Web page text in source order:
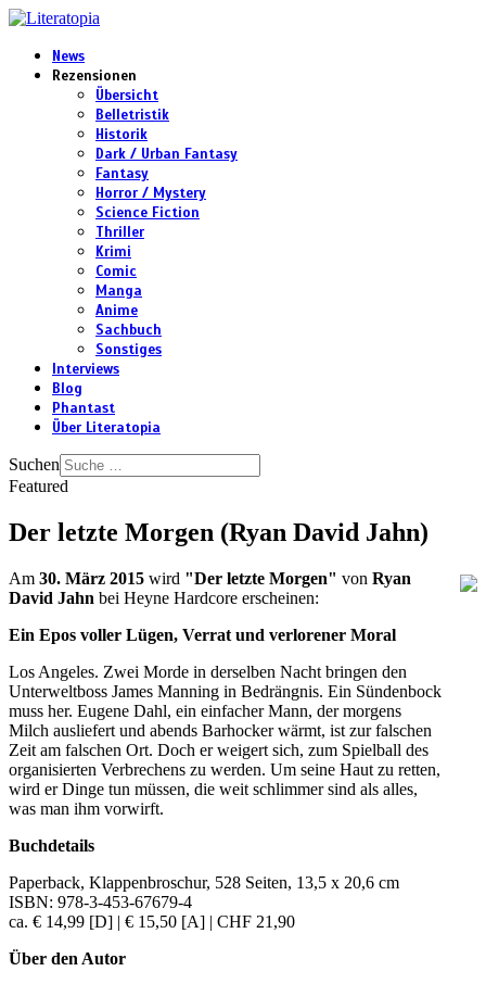
News
Rezensionen
Übersicht
Belletristik
Historik
Dark / Urban Fantasy
Fantasy
Horror / Mystery
Science Fiction
Thriller
Krimi
Comic
Manga
Anime
Sachbuch
Sonstiges
Interviews
Blog
Phantast
Über Literatopia
Suchen
Featured
Der letzte Morgen (Ryan David Jahn)
Am 30. März 2015 wird "Der letzte Morgen" von Ryan
David Jahn bei Heyne Hardcore erscheinen:
Ein Epos voller Lügen, Verrat und verlorener Moral
Los Angeles. Zwei Morde in derselben Nacht bringen den
Unterweltboss James Manning in Bedrängnis. Ein Sündenbock
muss her. Eugene Dahl, ein einfacher Mann, der morgens
Milch ausliefert und abends Barhocker wärmt, ist zur falschen
Zeit am falschen Ort. Doch er weigert sich, zum Spielball des
organisierten Verbrechens zu werden. Um seine Haut zu retten,
wird er Dinge tun müssen, die weit schlimmer sind als alles,
was man ihm vorwirft.
Buchdetails
Paperback, Klappenbroschur, 528 Seiten, 13,5 x 20,6 cm
ISBN: 978-3-453-67679-4
ca. € 14,99 [D] | € 15,50 [A] | CHF 21,90
Über den Autor